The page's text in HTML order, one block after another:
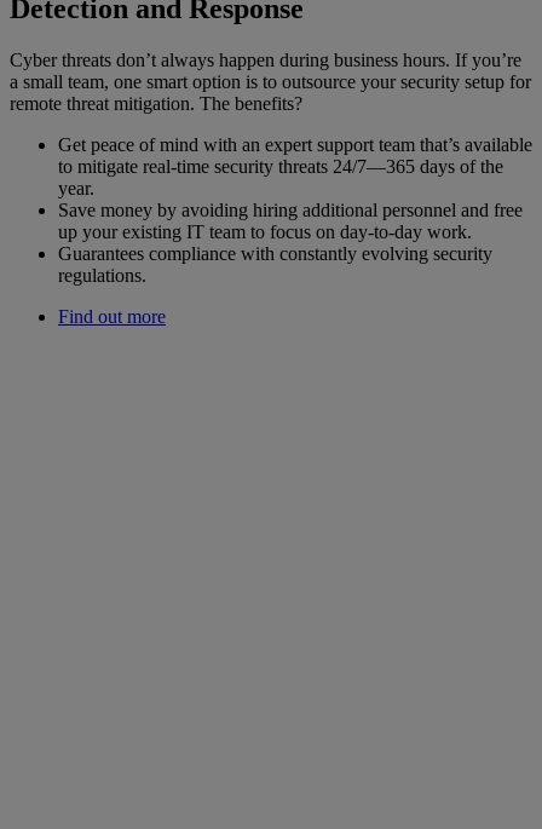
Detection and Response
Cyber threats don’t always happen during business hours. If you’re
a small team, one smart option is to outsource your security setup for
remote threat mitigation. The benefits?
Get peace of mind with an expert support team that’s available
to mitigate real-time security threats 24/7—365 days of the
year.
Save money by avoiding hiring additional personnel and free
up your existing IT team to focus on day-to-day work.
Guarantees compliance with constantly evolving security
regulations.
Find out more